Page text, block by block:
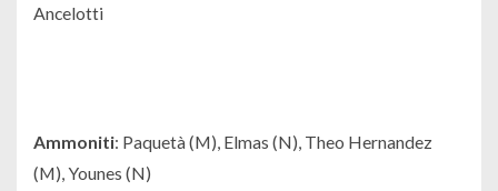
Ancelotti
Ammoniti: Paquetà (M), Elmas (N), Theo Hernandez
(M), Younes (N)